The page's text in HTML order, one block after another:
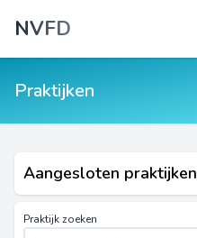
NVFD
Praktijken
Aangesloten praktijken
Praktijk zoeken